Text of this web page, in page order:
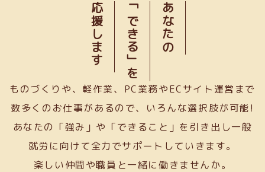
あなたの
「できる」を
応援します
ものづくりや、軽作業、PC業務やECサイト運営まで
数多くのお仕事があるので、いろんな選択肢が可能!
あなたの「強み」や「できること」を引き出し一般
就労に向けて全力でサポートしていきます。
楽しい仲間や職員と一緒に働きませんか。